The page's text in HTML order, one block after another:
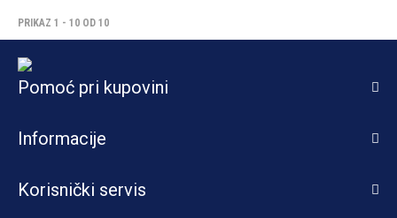
PRIKAZ 1 - 10 OD 10
Pomoć pri kupovini
Informacije
Korisnički servis